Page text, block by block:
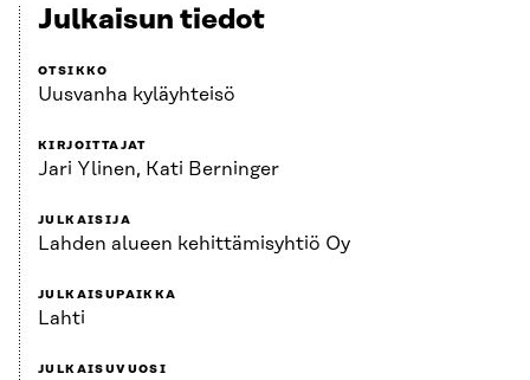
Julkaisun tiedot
OTSIKKO
Uusvanha kyläyhteisö
KIRJOITTAJAT
Jari Ylinen, Kati Berninger
JULKAISIJA
Lahden alueen kehittämisyhtiö Oy
JULKAISUPAIKKA
Lahti
JULKAISUVUOSI